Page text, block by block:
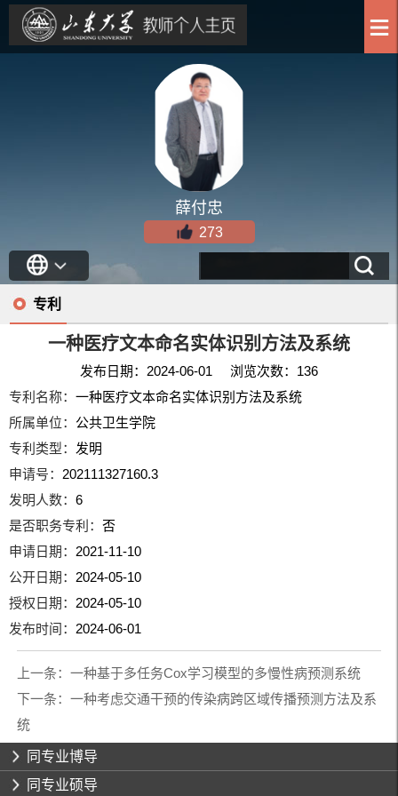
薛付忠
273
专利
一种医疗文本命名实体识别方法及系统
发布日期：2024-06-01 浏览次数： 136
专利名称：一种医疗文本命名实体识别方法及系统
所属单位： 公共卫生学院
专利类型： 发明
申请号： 202111327160.3
发明人数：6
是否职务专利：否
申请日期： 2021-11-10
公开日期： 2024-05-10
授权日期： 2024-05-10
发布时间： 2024-06-01
上一条： 一种基于多任务Cox学习模型的多慢性病预测系统
下一条： 一种考虑交通干预的传染病跨区域传播预测方法及系
统
同专业博导
同专业硕导